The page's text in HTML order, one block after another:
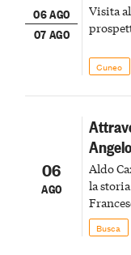
06 AGO
07 AGO
Visita
Cuneo
06
AGO
Aldo
la
agliBusca